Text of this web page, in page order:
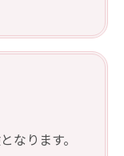
なります。